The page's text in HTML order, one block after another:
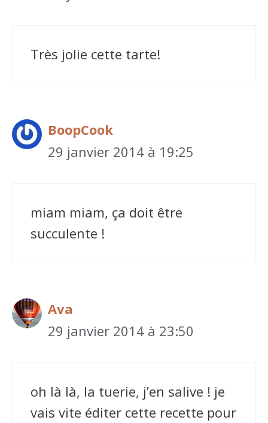
Très jolie cette tarte!
BoopCook
29 janvier 2014 à 19:25
miam miam, ça doit être
succulente !
Ava
29 janvier 2014 à 23:50
oh là là, la tuerie, j’en salive ! je
vais vite éditer cette recette pour